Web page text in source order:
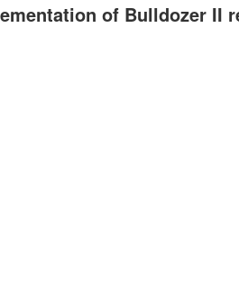
of Bulldozer II